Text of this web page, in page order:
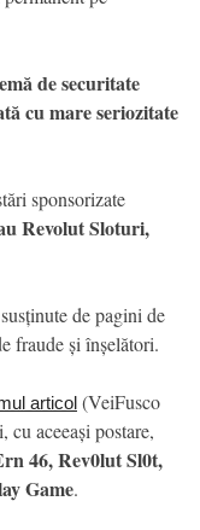
de securitate
cu mare seriozitate
sponsorizate
Revolut Sloturi,
de pagini de
fraude și înșelători.
articol (VeiFusco
cu aceeași postare,
46, Rev0lut Sl0t,
Game.